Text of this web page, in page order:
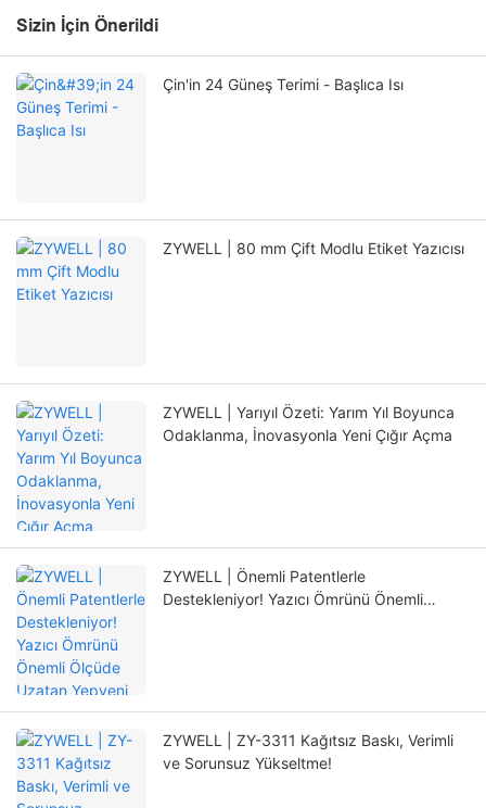
Sizin İçin Önerildi
Çin'in 24 Güneş Terimi - Başlıca Isı
ZYWELL | 80 mm Çift Modlu Etiket Yazıcısı
ZYWELL | Yarıyıl Özeti: Yarım Yıl Boyunca
Odaklanma, İnovasyonla Yeni Çığır Açma
ZYWELL | Önemli Patentlerle
Destekleniyor! Yazıcı Ömrünü Önemli
ZYWELL | ZY-3311 Kağıtsız Baskı, Verimli
ve Sorunsuz Yükseltme!